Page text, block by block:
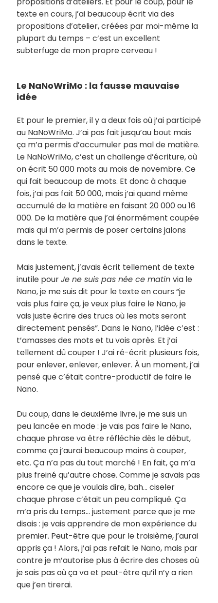
texte en cours, j’ai beaucoup écrit via des
propositions d’atelier, créées par moi-même la
plupart du temps – c’est un excellent
subterfuge de mon propre cerveau !
Le NaNoWriMo : la fausse mauvaise
idée
Et pour le premier, il y a deux fois où j’ai participé
au NaNoWriMo. J’ai pas fait jusqu’au bout mais
ça m’a permis d’accumuler pas mal de matière.
Le NaNoWriMo, c’est un challenge d’écriture, où
on écrit 50 000 mots au mois de novembre. Ce
qui fait beaucoup de mots. Et donc à chaque
fois, j’ai pas fait 50 000, mais j’ai quand même
accumulé de la matière en faisant 20 000 ou 16
000. De la matière que j’ai énormément coupée
mais qui m’a permis de poser certains jalons
dans le texte.
Mais justement, j’avais écrit tellement de texte
inutile pourJe ne suis pas née ce matinvia le
Nano, je me suis dit pour le texte en cours “je
vais plus faire ça, je veux plus faire le Nano, je
vais juste écrire des trucs où les mots seront
directement pensés”. Dans le Nano, l’idée c’est :
t’amasses des mots et tu vois après. Et j’ai
tellement dû couper ! J’ai ré-écrit plusieurs fois,
pour enlever, enlever, enlever. À un moment, j’ai
pensé que c’était contre-productif de faire le
Nano.
Du coup, dans le deuxième livre, je me suis un
peu lancée en mode : je vais pas faire le Nano,
chaque phrase va être réfléchie dès le début,
comme ça j’aurai beaucoup moins à couper,
etc. Ça n’a pas du tout marché ! En fait, ça m’a
plus freiné qu’autre chose. Comme je savais pas
encore ce que je voulais dire, bah… ciseler
chaque phrase c’était un peu compliqué. Ça
m’a pris du temps… justement parce que je me
disais : je vais apprendre de mon expérience du
premier. Peut-être que pour le troisième, j’aurai
appris ça ! Alors, j’ai pas refait le Nano, mais par
contre je m’autorise plus à écrire des choses où
je sais pas où ça va et peut-être qu’il n’y a rien
que j’en tirerai.